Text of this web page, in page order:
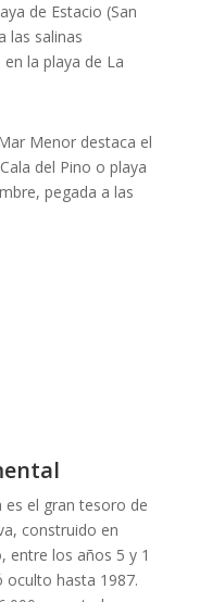
de Estacio (San
las salinas
la playa de La
Menor destaca el
del Pino o playa
pegada a las
es el gran tesoro de
construido en
entre los años 5 y 1
oculto hasta 1987.